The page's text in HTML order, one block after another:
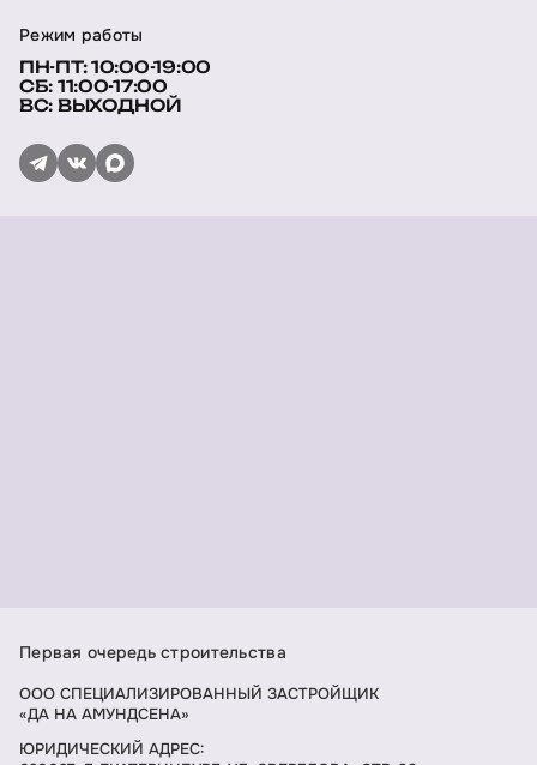
Режим работы
ПН-ПТ: 10:00-19:00
СБ: 11:00-17:00
ВС: ВЫХОДНОЙ
Первая очередь строительства
ООО СПЕЦИАЛИЗИРОВАННЫЙ ЗАСТРОЙЩИК
«ДА НА АМУНДСЕНА»
ЮРИДИЧЕСКИЙ АДРЕС: